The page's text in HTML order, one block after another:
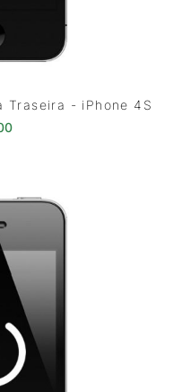
Traseira - iPhone 4S